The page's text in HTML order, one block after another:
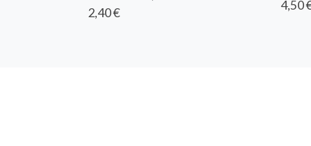
2,40 € 4,50